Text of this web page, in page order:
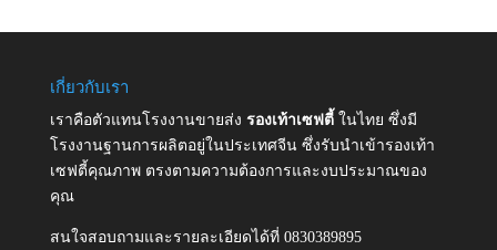
เกี่ยวกับเรา
เราคือตัวแทนโรงงานขายส่ง รองเท้าเซฟตี้ ในไทย ซึ่งมี
โรงงานฐานการผลิตอยู่ในประเทศจีน ซึ่งรับนำเข้ารองเท้า
เซฟตี้คุณภาพ ตรงตามความต้องการและงบประมาณของ
คุณ
สนใจสอบถามและรายละเอียดได้ที่ 0830389895